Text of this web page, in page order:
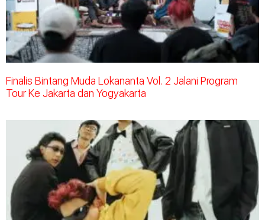
Finalis Bintang Muda Lokananta Vol. 2 Jalani Program
Tour Ke Jakarta dan Yogyakarta